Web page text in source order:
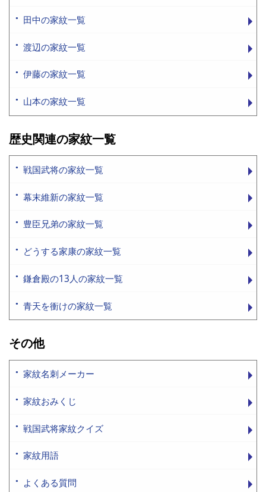
田中の家紋一覧
渡辺の家紋一覧
伊藤の家紋一覧
山本の家紋一覧
歴史関連の家紋一覧
戦国武将の家紋一覧
幕末維新の家紋一覧
豊臣兄弟の家紋一覧
どうする家康の家紋一覧
鎌倉殿の13人の家紋一覧
青天を衝けの家紋一覧
その他
家紋名刺メーカー
家紋おみくじ
戦国武将家紋クイズ
家紋用語
よくある質問